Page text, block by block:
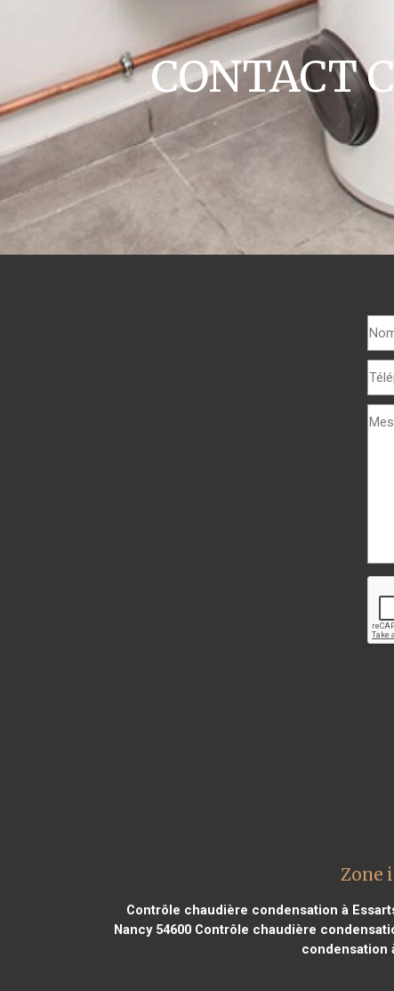
CONTACT
Zone
Contrôle chaudière condensation à
Nancy 54600 Contrôle chaudière
condensation